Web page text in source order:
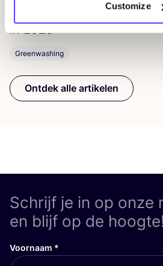
Customize
tex­tiel­be­drij­ven die het
in2025
Greenwashing
Ontdek alle artikelen
Schrijf je in op onze
en blijf op de
Voornaam *